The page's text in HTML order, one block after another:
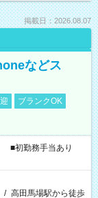
掲載日：2026.08.07
などス
ブランクOK
■初勤務手当あり
/ 高田馬場駅から徒歩